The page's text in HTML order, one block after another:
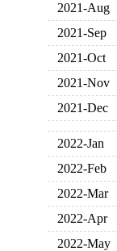
2021-Aug
2021-Sep
2021-Oct
2021-Nov
2021-Dec
2022-Jan
2022-Feb
2022-Mar
2022-Apr
2022-May